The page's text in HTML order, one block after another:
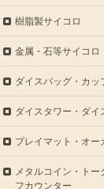
樹脂製サイコロ
金属・石等サイコロ
ダイスバッグ・カッ
ダイスタワー・ダイ
プレイマット・オー
メタルコイン・トー
フカウンター